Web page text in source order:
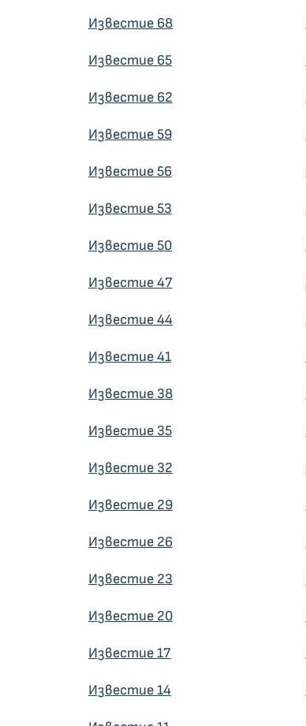
Известие 68
Известие 65
Известие 62
Известие 59
Известие 56
Известие 53
Известие 50
Известие 47
Известие 44
Известие 41
Известие 38
Известие 35
Известие 32
Известие 29
Известие 26
Известие 23
Известие 20
Известие 17
Известие 14